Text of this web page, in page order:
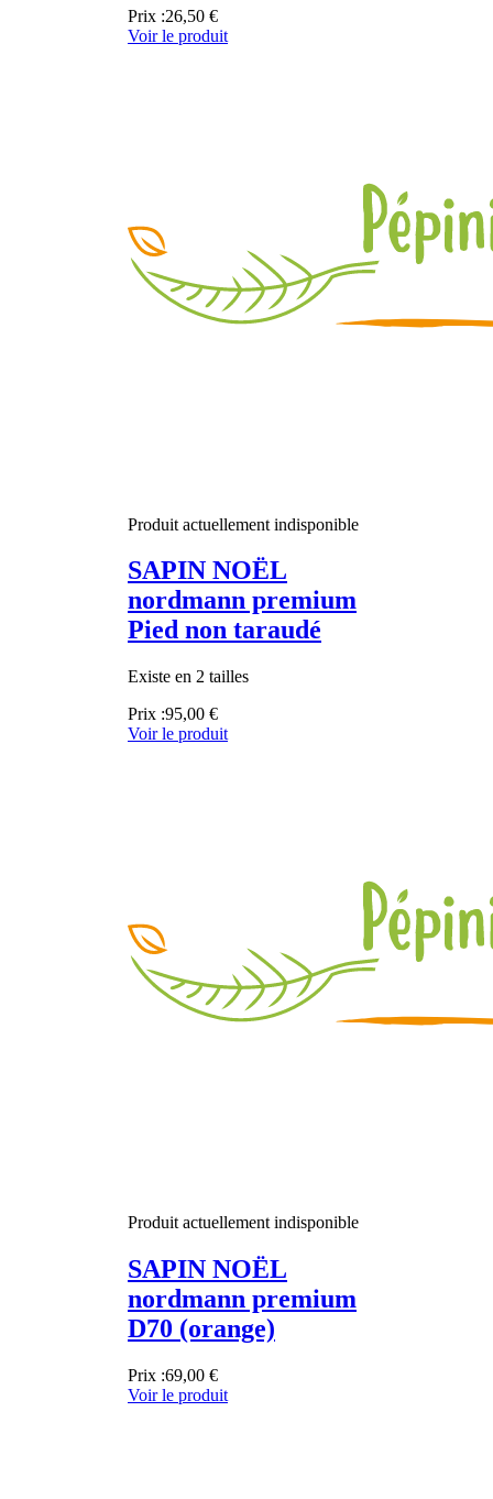
Prix :26,50 €
Voir le produit
Produit actuellement indisponible
SAPIN NOËL
nordmann premium
Pied non taraudé
Existe en 2 tailles
Prix :95,00 €
Voir le produit
Produit actuellement indisponible
SAPIN NOËL
nordmann premium
D70 (orange)
Prix :69,00 €
Voir le produit